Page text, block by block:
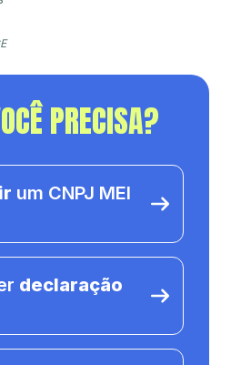
PRECISA?
um CNPJ MEI
declaração